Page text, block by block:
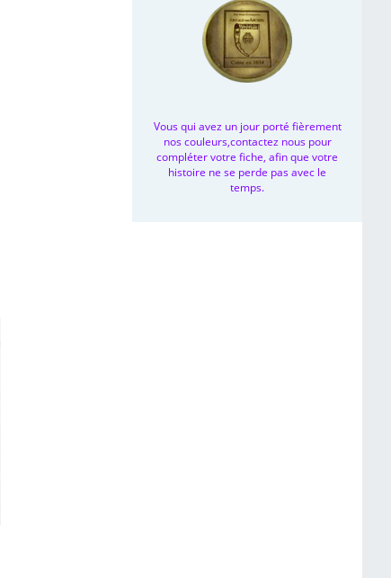
Vous qui avez un jour porté fièrement
nos couleurs,contactez nous pour
compléter votre fiche, afin que votre
histoire ne se perde pas avec le
temps.